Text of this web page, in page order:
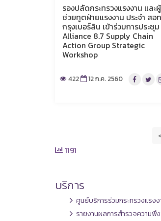
รองปลัดกระทรวงแรงงาน และผู้
ช่วยทูตฝ่ายแรงงาน ประจำ ส
กรุงเบอร์ลิน เข้าร่วมการประชุม
Alliance 8.7 Supply Chain
Action Group Strategic
Workshop
422 12 ก.ค. 2560
1191
บริการ
ศูนย์บริการร่วมกระทรวงแรงง
รายงานผลการสำรวจความพึ